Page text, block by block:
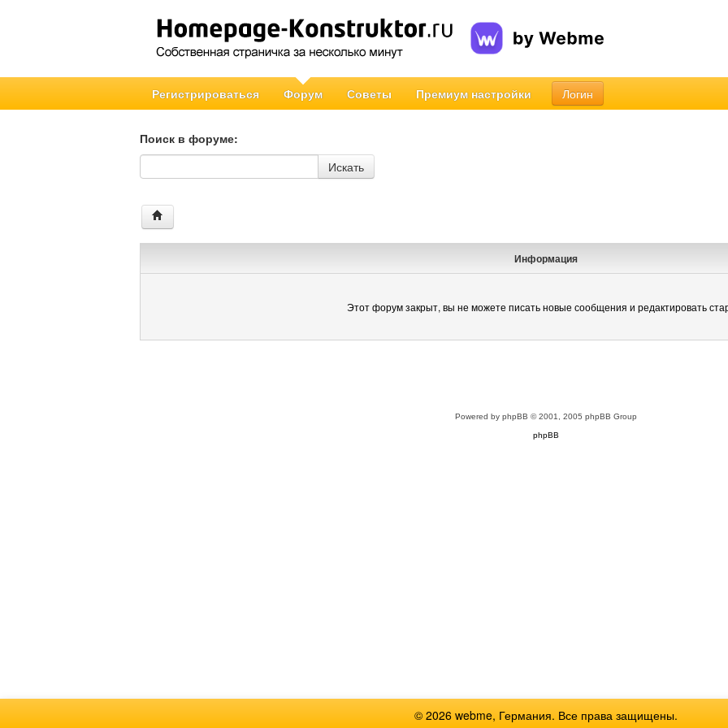
Регистрироваться Форум Советы Премиум настройки Логин
Поиск в форуме:
Поиск в форуме
Искать
Информация
Этот форум закрыт, вы не можете писать новые сообщения и редактировать
Powered by phpBB © 2001, 2005 phpBB Group
phpBB
© 2026 webme, Германия. Все права защищены.